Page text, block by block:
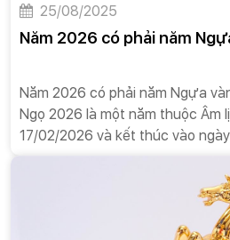
25/08/2025
Năm 2026 có phải năm
Năm 2026 có phải năm Ngựa
Ngọ 2026 là một năm thuộc Âm
17/02/2026 và kết thúc vào
Dương lịch). Đây là năm Ngựa
mang thiên can Bính và địa chi